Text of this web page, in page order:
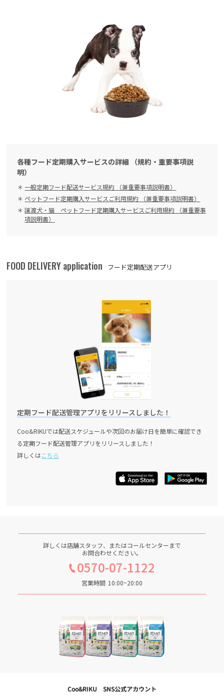
各種フード定期購入サービスの詳細 （規約・重要事項説
明）
一般定期フード配送サービス規約 （兼重要事項説明書）
ペットフード定期購入サービスご利用規約 （兼重要事項説明書）
譲渡犬・猫 ペットフード定期購入サービスご利用規約 （兼重要事
項説明書）
FOOD DELIVERY application フード定期配送アプリ
定期フード配送管理アプリをリリースしました！
Coo&RIKUでは配送スケジュールや次回のお届け日を簡単に確認でき
る定期フード配送管理アプリをリリースしました！
詳しくはこちら
詳しくは店舗スタッフ、またはコールセンターまで
お問合わせください。
0570-07-1122
営業時間 10:00~20:00
Coo&RIKU SNS公式アカウント